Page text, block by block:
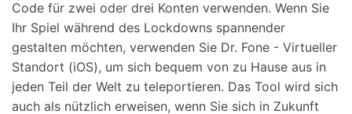
Code für zwei oder drei Konten verwenden. Wenn Sie
Ihr Spiel während des Lockdowns spannender
gestalten möchten, verwenden Sie Dr. Fone - Virtueller
Standort (iOS), um sich bequem von zu Hause aus in
jeden Teil der Welt zu teleportieren. Das Tool wird sich
auch als nützlich erweisen, wenn Sie sich in Zukunft